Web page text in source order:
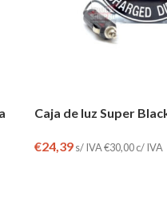
Caja de luz Super
€24,39s/ IVA€30,00c/ IVA